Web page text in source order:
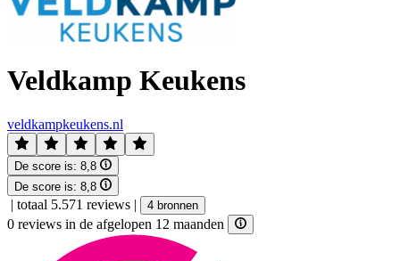
Veldkamp Keukens
veldkampkeukens.nl
De score is: 8,8
De score is: 8,8
| totaal 5.571 reviews | 4 bronnen
0 reviews in de afgelopen 12 maanden